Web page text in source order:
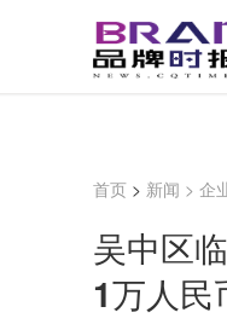
首页 > 新闻 > 企
吴中区
1万人民